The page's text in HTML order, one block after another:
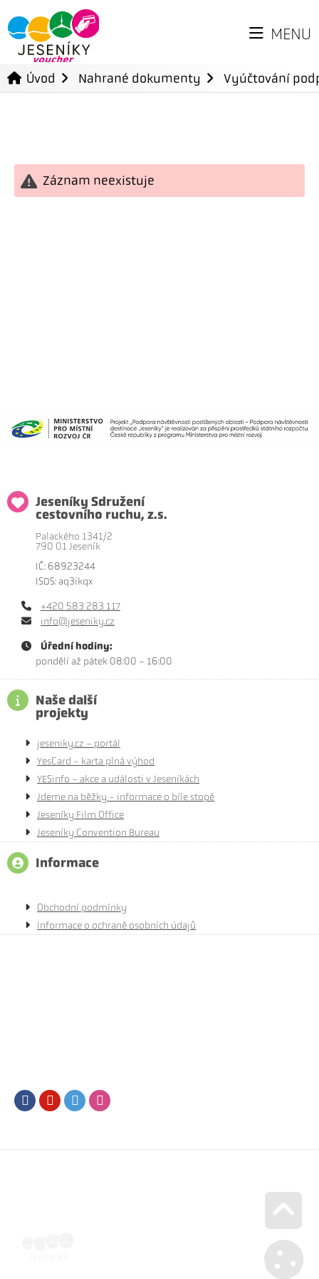
MENU
Úvod Nahrané dokumenty Vyúčtování
Záznam neexistuje
Jeseníky Sdružení
cestovního ruchu, z.s.
Palackého 1341/2
790 01 Jeseník
IČ: 68923244
ISDS: aq3ikqx
+420 583 283 117
info@jeseniky.cz
Úřední hodiny:
pondělí až pátek 08:00 - 16:00
Naše další
projekty
jeseniky.cz - portál
YesCard - karta plná výhod
YESinfo - akce a události v Jeseníkách
Jdeme na běžky - informace o bíle stopě
Jeseníky Film Office
Jeseníky Convention Bureau
Informace
Obchodní podmínky
Informace o ochraně osobních údajů
FacebookYoutubeTwitter
Go